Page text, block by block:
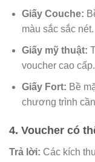
Giấy Couche:
màu sắc sắc nét.
Giấy mỹ thuật:
voucher cao cấp.
Giấy Fort: Bề
chương trình
4. Voucher có
Trả lời: Các kích